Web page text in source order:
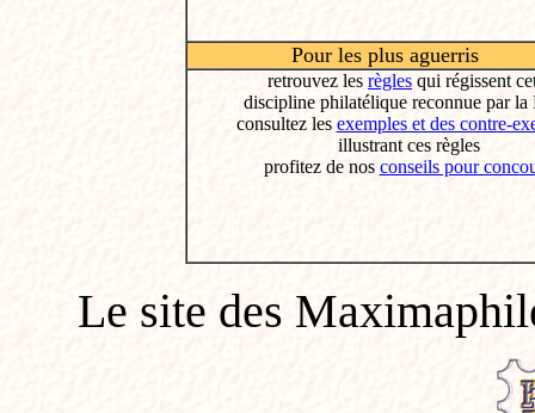
Pour les plus aguerris
retrouvez les règles qui régissent
discipline philatélique reconnue par la
consultez les exemples et des contre-
illustrant ces règles
profitez de nos conseils pour
Le site des